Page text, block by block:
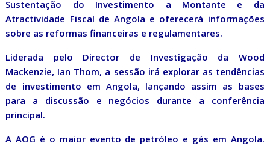
Sustentação do Investimento a Montante e da
Atractividade Fiscal de Angola e oferecerá informações
sobre as reformas financeiras e regulamentares.
Liderada pelo Director de Investigação da Wood
Mackenzie, Ian Thom, a sessão irá explorar as tendências
de investimento em Angola, lançando assim as bases
para a discussão e negócios durante a conferência
principal.
A AOG é o maior evento de petróleo e gás em Angola.